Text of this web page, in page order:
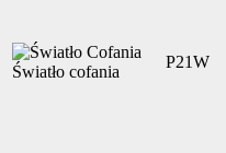
Światło cofania
P21W